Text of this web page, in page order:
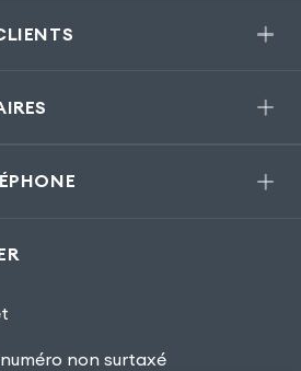
numéro non surtaxé